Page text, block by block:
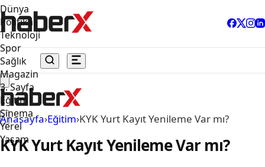
Dünya
Politika
Teknoloji
Spor
Sağlık
Magazin
3. Sayfa
Eğitim
Sinema
Yerel
Yaşam
Anasayfa›Eğitim›KYK Yurt Kayıt Yenileme Var mı?
KYK Yurt Kayıt Yenileme Var mı?